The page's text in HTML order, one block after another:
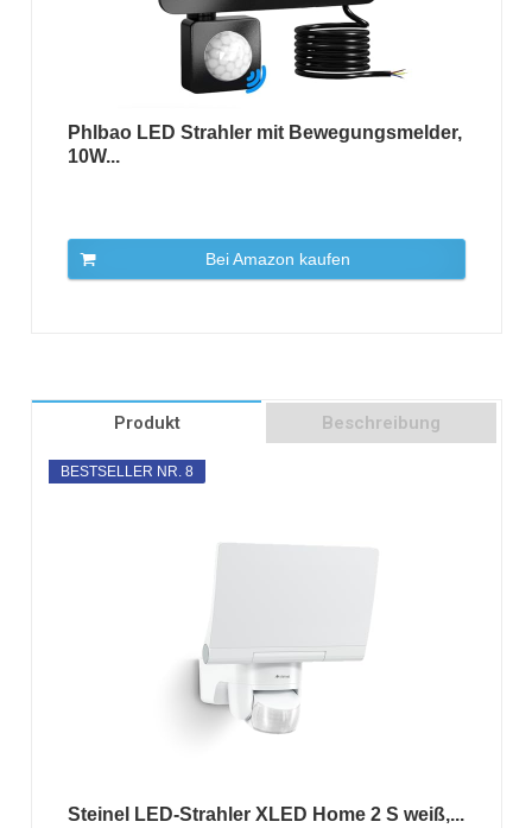
Phlbao LED Strahler mit Bewegungsmelder,
10W...
Bei Amazon kaufen
Produkt Beschreibung
BESTSELLER NR. 8
Steinel LED-Strahler XLED Home 2 S weiß,...